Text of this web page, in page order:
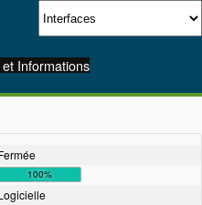
Informations
100%